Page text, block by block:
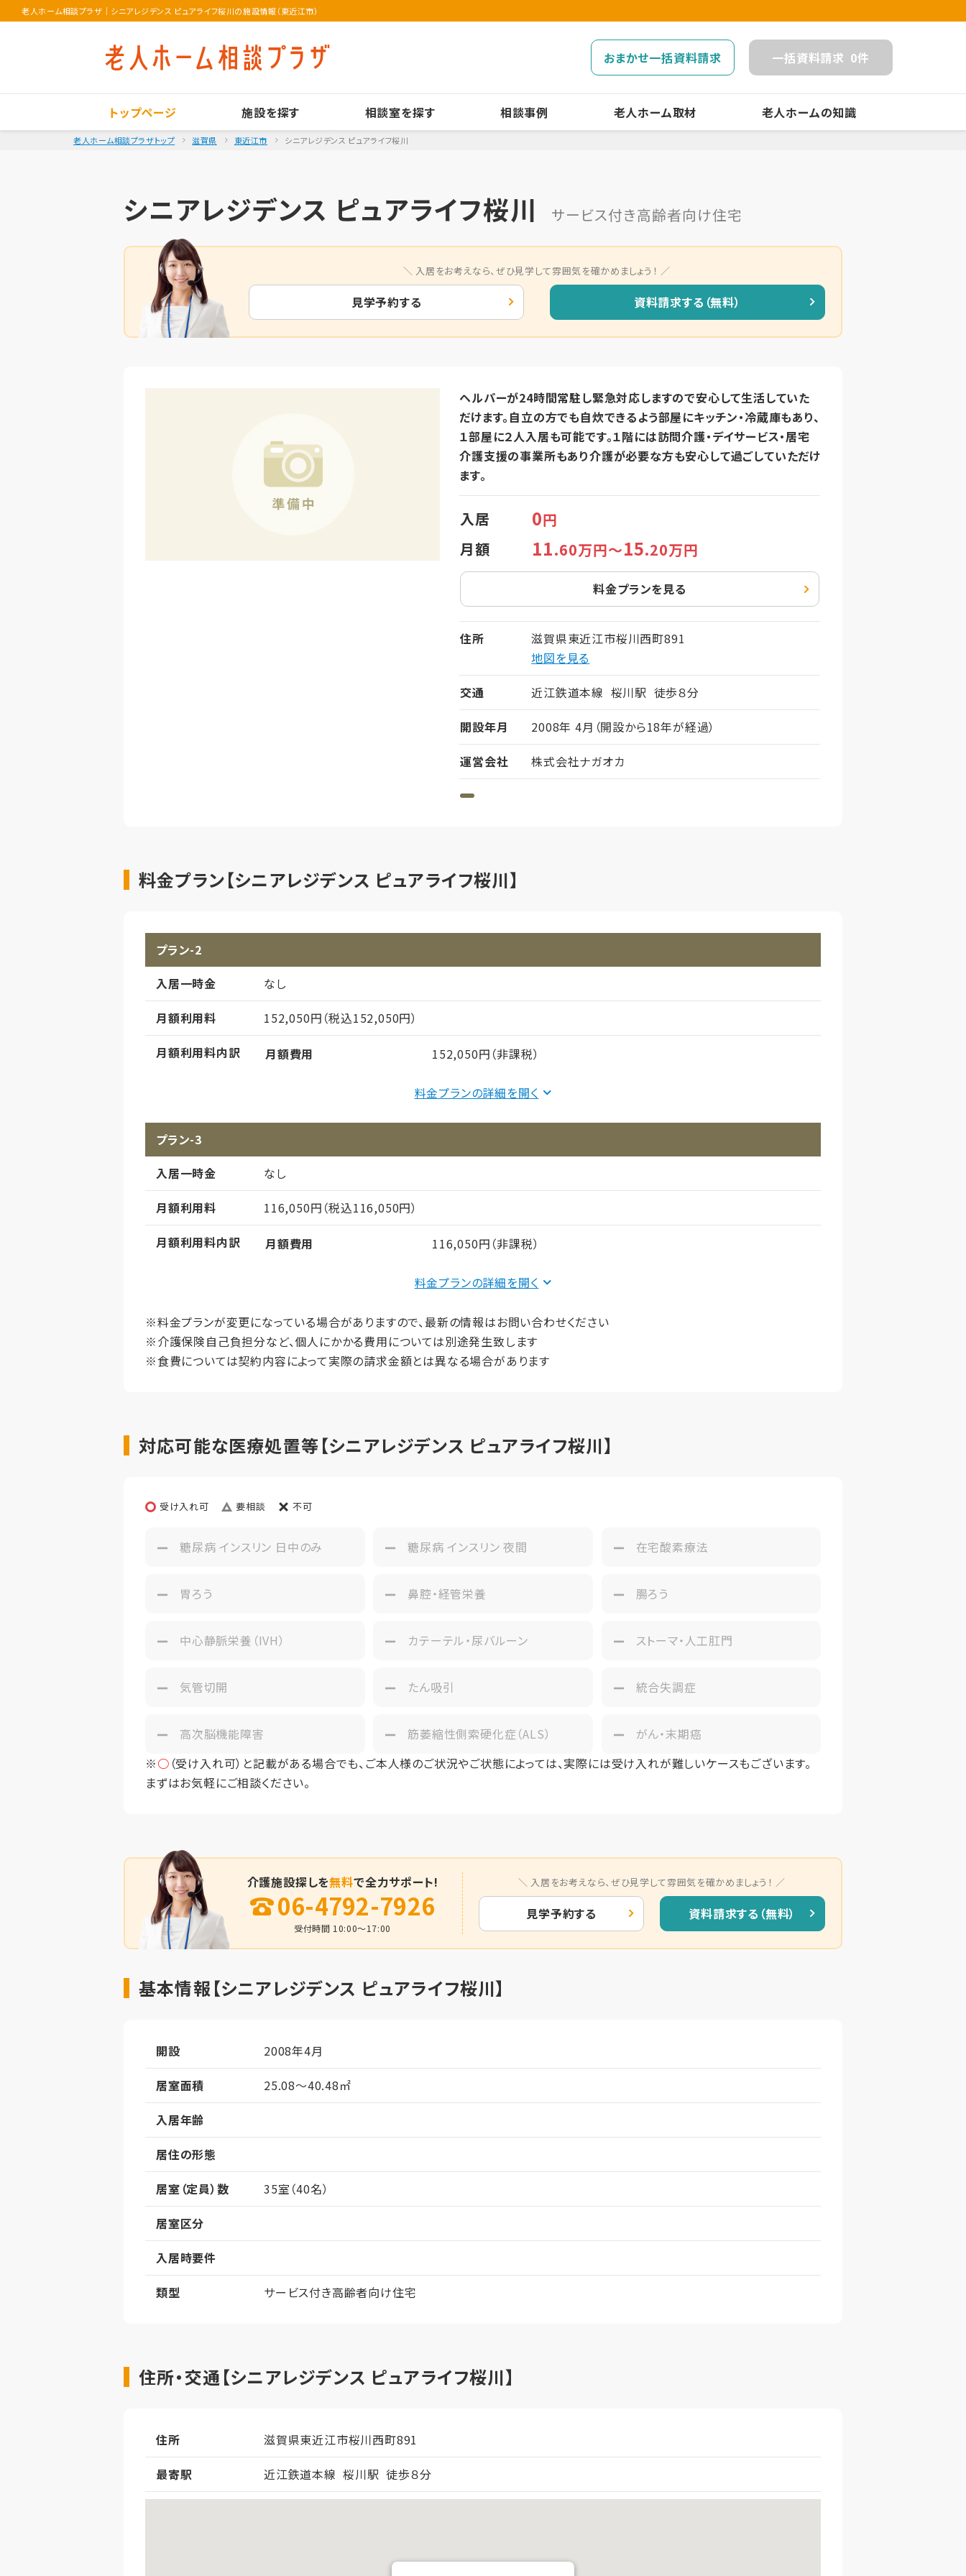
老人ホーム相談プラザ ｜ シニアレジデンス ピュアライフ桜川の施設情報（東近江市）
おまかせ一括資料請求 一括資料請求 0件
トップページ 施設を探す 相談室を探す 相談事例 老人ホーム取材 老人ホームの知識
老人ホーム相談プラザトップ 滋賀県 東近江市 シニアレジデンス ピュアライフ桜川
シニアレジデンス ピュアライフ桜川 サービス付き高齢者向け住宅
入居をお考えなら、ぜひ見学して雰囲気を確かめましょう！
見学予約する 資料請求する（無料）
ヘルパーが24時間常駐し緊急対応しますので安心して生活していた
だけます。自立の方でも自炊できるよう部屋にキッチン・冷蔵庫もあり、
１部屋に２人入居も可能です。１階には訪問介護・デイサービス・居宅
介護支援の事業所もあり介護が必要な方も安心して過ごしていただけ
ます。
入居 0円
月額
11.60万円～15.20万円
料金プランを見る
住所
滋賀県東近江市桜川西町891
地図を見る
交通
近江鉄道本線 桜川駅 徒歩８分
開設年月
2008年 4月（開設から18年が経過）
運営会社
株式会社ナガオカ
料金プラン【シニアレジデンス ピュアライフ桜川】
プラン-2
入居一時金
なし
月額利用料
152,050円（税込152,050円）
月額利用料内訳
月額費用 152,050円（非課税）
想定居住期間（償却年月数）
料金プランの詳細を
プラン-3
入居一時金
なし
月額利用料
116,050円（税込116,050円）
月額利用料内訳
月額費用 116,050円（非課税）
想定居住期間（償却年月数）
その他事項
料金プランの詳細を
※料金プランが変更になっている場合がありますので、最新の情報はお問い合わせください
※介護保険自己負担分など、個人にかかる費用については別途発生致します
※食費については契約内容によって実際の請求金額とは異なる場合があります
対応可能な医療処置等【シニアレジデンス ピュアライフ桜川】
受け入れ可 要相談 不可
糖尿病 インスリン 日中のみ 糖尿病 インスリン 夜間 在宅酸素療法
胃ろう 鼻腔・経管栄養 腸ろう
中心静脈栄養（IVH） カテーテル・尿バルーン ストーマ・人工肛門
気管切開 たん吸引 統合失調症
高次脳機能障害 筋萎縮性側索硬化症（ALS）
がん・末期癌
※○ （受け入れ可）と記載がある場合でも、ご本人様のご状況やご状態によっては、実際には受け入れが難しいケースもございます。
まずはお気軽にご相談ください。
介護施設探しを無料で全力サポート!
06-4792-7926
受付時間 10:00～17:00
入居をお考えなら、ぜひ見学して雰囲気を確かめましょう！
見学予約する 資料請求する（無料）
基本情報【シニアレジデンス ピュアライフ桜川】
開設
2008年4月
居室面積
25.08～40.48㎡
入居年齢
居住の形態
居室（定員）数
35室（40名）
居室区分
入居時要件
類型
サービス付き高齢者向け住宅
住所・交通【シニアレジデンス ピュアライフ桜川】
住所
滋賀県東近江市桜川西町891
最寄駅
近江鉄道本線 桜川駅 徒歩８分